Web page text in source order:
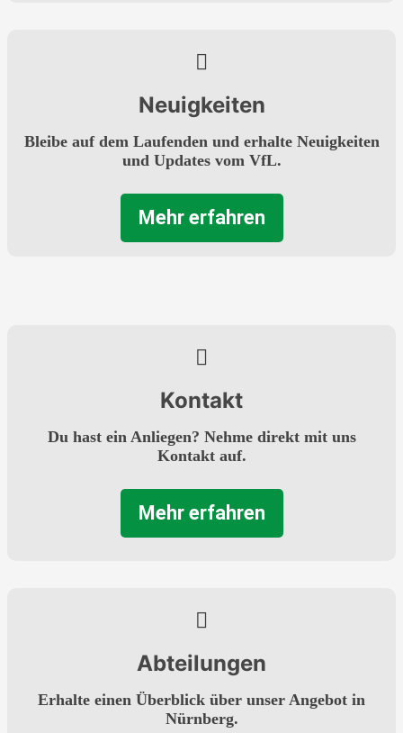
Neuigkeiten
Bleibe auf dem Laufenden und erhalte Neuigkeiten
und Updates vom VfL.
Mehr erfahren
Kontakt
Du hast ein Anliegen? Nehme direkt mit uns
Kontakt auf.
Mehr erfahren
Abteilungen
Erhalte einen Überblick über unser Angebot in
Nürnberg.